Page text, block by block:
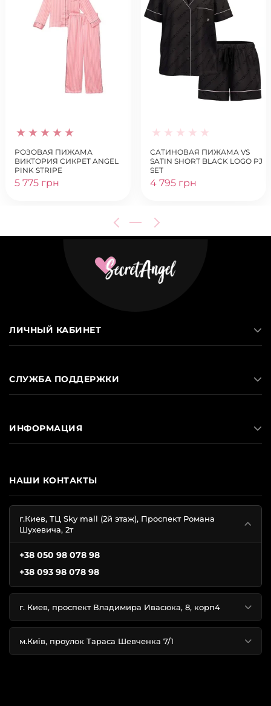
РОЗОВАЯ ПИЖАМА
ВИКТОРИЯ СИКРЕТ ANGEL
PINK STRIPE
5 775 грн
САТИНОВАЯ ПИЖАМА VS
SATIN SHORT BLACK LOGO PJ
SET
4 795 грн
НАШИ КОНТАКТЫ
г.Киев, ТЦ Sky mall (2й этаж), Проспект Романа
Шухевича, 2т
+38 050 98 078 98
+38 093 98 078 98
г. Киев, проспект Владимира Ивасюка, 8, корп4
м.Київ, проулок Тараса Шевченка 7/1
ЛИЧНЫЙ КАБИНЕТ
СЛУЖБА ПОДДЕРЖКИ
ИНФОРМАЦИЯ